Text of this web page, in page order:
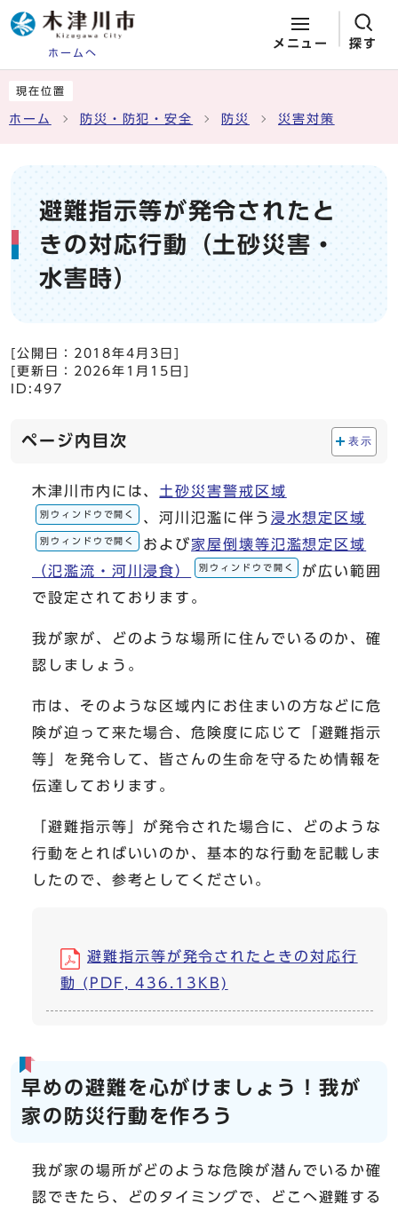
ホームへ
メニュー 探す
現在位置
ホーム 防災・防犯・安全 防災 災害対策
避難指示等が発令されたと
きの対応行動（土砂災害・
水害時）
[公開日： 2018年4月3日
[更新日： 2026年1月15日
ID:497
ページ内目次 表示
木津川市内には、 土砂災害警戒区域
別ウィンドウで開く 、河川氾濫に伴う 浸水想定区域
別ウィンドウで開く および家屋倒壊等氾濫想定区域
（氾濫流・河川浸食）
別ウィンドウで開く
が広い範囲
で設定されております。
我が家が、どのような場所に住んでいるのか、確
認しましょう。
市は、そのような区域内にお住まいの方などに危
険が迫って来た場合、危険度に応じて「避難指示
等」を発令して、皆さんの生命を守るため情報を
伝達しております。
「避難指示等」が発令された場合に、どのような
行動をとればいいのか、基本的な行動を記載しま
したので、参考としてください。
避難指示等が発令されたときの対応行
動 (PDF, 436.13KB)
早めの避難を心がけましょう！我が
家の防災行動を作ろう
我が家の場所がどのような危険が潜んでいるか確
認できたら、どのタイミングで、どこへ避難する